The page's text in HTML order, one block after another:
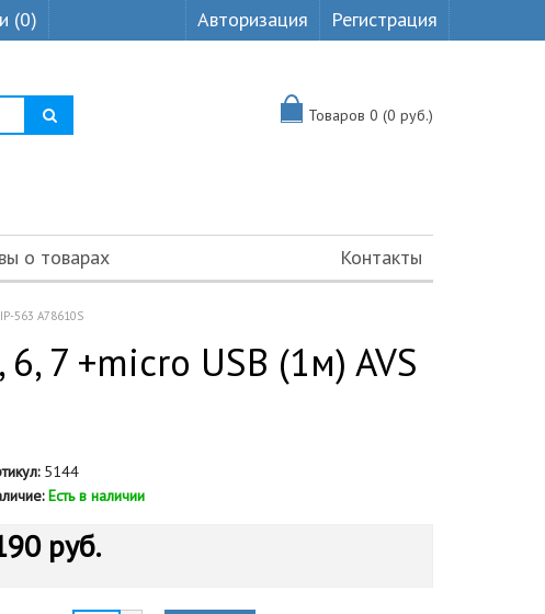
(0) Авторизация Регистрация
Товаров 0 (0 руб.)
о товарах Контакты
563 A78610S
7 +micro USB (1м) AVS
5144
Есть в наличии
руб.